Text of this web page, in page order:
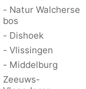
- Natur Walcherse
bos
- Dishoek
- Vlissingen
- Middelburg
Zeeuws-